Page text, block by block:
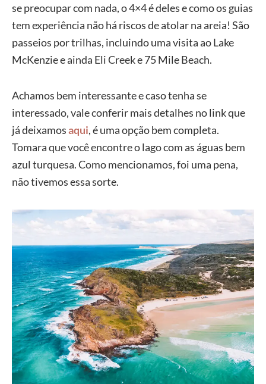
se preocupar com nada, o 4×4 é deles e como os guias
tem experiência não há riscos de atolar na areia! São
passeios por trilhas, incluindo uma visita ao Lake
McKenzie e ainda Eli Creek e 75 Mile Beach.
Achamos bem interessante e caso tenha se
interessado, vale conferir mais detalhes no link que
já deixamosaqui, é uma opção bem completa.
Tomara que você encontre o lago com as águas bem
azul turquesa. Como mencionamos, foi uma pena,
não tivemos essa sorte.